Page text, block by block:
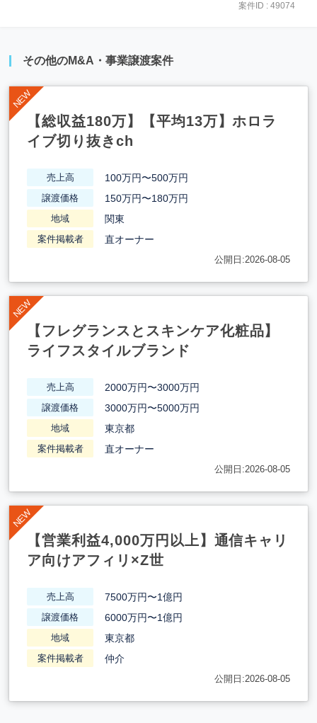
案件ID : 49074
その他のM&A・事業譲渡案件
【総収益180万】【平均13万】ホロラ
イブ切り抜きch
売上高 100万円〜500万円
譲渡価格 150万円〜180万円
地域 関東
案件掲載者 直オーナー
公開日:2026-08-05
【フレグランスとスキンケア化粧品】
ライフスタイルブランド
売上高 2000万円〜3000万円
譲渡価格 3000万円〜5000万円
地域 東京都
案件掲載者 直オーナー
公開日:2026-08-05
【営業利益4,000万円以上】通信キャリ
ア向けアフィリ×Z世
売上高 7500万円〜1億円
譲渡価格 6000万円〜1億円
地域 東京都
案件掲載者 仲介
公開日:2026-08-05